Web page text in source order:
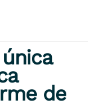
de